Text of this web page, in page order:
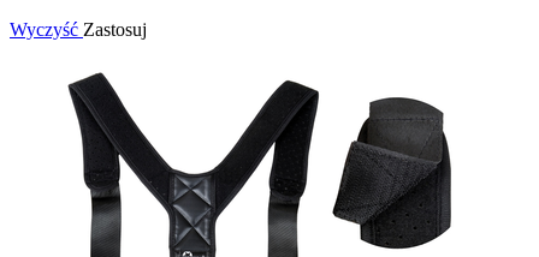
Wyczyść Zastosuj